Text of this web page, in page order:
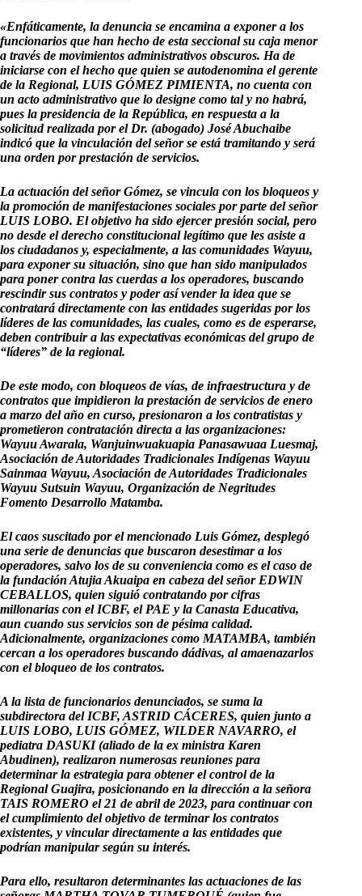
«Enfáticamente, la denuncia se encamina a exponer a los
funcionarios que han hecho de esta seccional su caja menor
a través de movimientos administrativos obscuros. Ha de
iniciarse con el hecho que quien se autodenomina el gerente
de la Regional, LUIS GÓMEZ PIMIENTA, no cuenta con
un acto administrativo que lo designe como tal y no habrá,
pues la presidencia de la República, en respuesta a la
solicitud realizada por el Dr. (abogado) José Abuchaibe
indicó que la vinculación del señor se está tramitando y será
una orden por prestación de servicios.
La actuación del señor Gómez, se vincula con los bloqueos y
la promoción de manifestaciones sociales por parte del señor
LUIS LOBO. El objetivo ha sido ejercer presión social, pero
no desde el derecho constitucional legítimo que les asiste a
los ciudadanos y, especialmente, a las comunidades Wayuu,
para exponer su situación, sino que han sido manipulados
para poner contra las cuerdas a los operadores, buscando
rescindir sus contratos y poder así vender la idea que se
contratará directamente con las entidades sugeridas por los
líderes de las comunidades, las cuales, como es de esperarse,
deben contribuir a las expectativas económicas del grupo de
“líderes” de la regional.
De este modo, con bloqueos de vías, de infraestructura y de
contratos que impidieron la prestación de servicios de enero
a marzo del año en curso, presionaron a los contratistas y
prometieron contratación directa a las organizaciones:
Wayuu Awarala, Wanjuinwuakuapia Panasawuaa Luesmaj,
Asociación de Autoridades Tradicionales Indígenas Wayuu
Sainmaa Wayuu, Asociación de Autoridades Tradicionales
Wayuu Sutsuin Wayuu, Organización de Negritudes
Fomento Desarrollo Matamba.
El caos suscitado por el mencionado Luis Gómez, desplegó
una serie de denuncias que buscaron desestimar a los
operadores, salvo los de su conveniencia como es el caso de
la fundación Atujia Akuaipa en cabeza del señor EDWIN
CEBALLOS, quien siguió contratando por cifras
millonarias con el ICBF, el PAE y la Canasta Educativa,
aun cuando sus servicios son de pésima calidad.
Adicionalmente, organizaciones como MATAMBA, también
cercan a los operadores buscando dádivas, al amaenazarlos
con el bloqueo de los contratos.
A la lista de funcionarios denunciados, se suma la
subdirectora del ICBF, ASTRID CÁCERES, quien junto a
LUIS LOBO, LUIS GÓMEZ, WILDER NAVARRO, el
pediatra DASUKI (aliado de la ex ministra Karen
Abudinen), realizaron numerosas reuniones para
determinar la estrategia para obtener el control de la
Regional Guajira, posicionando en la dirección a la señora
TAIS ROMERO el 21 de abril de 2023, para continuar con
el cumplimiento del objetivo de terminar los contratos
existentes, y vincular directamente a las entidades que
podrían manipular según su interés.
Para ello, resultaron determinantes las actuaciones de las